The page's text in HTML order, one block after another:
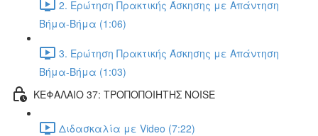
2. Ερώτηση Πρακτικής Άσκησης με Απάντηση
Βήμα-Βήμα (1:06)
3. Ερώτηση Πρακτικής Άσκησης με Απάντηση
Βήμα-Βήμα (1:03)
ΚΕΦΑΛΑΙΟ 37: ΤΡΟΠΟΠΟΙΗΤΗΣ NOISE
Διδασκαλία με Video (7:22)